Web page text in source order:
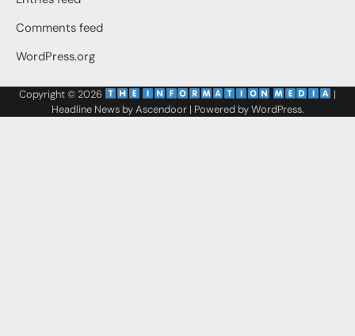
Comments feed
WordPress.org
Copyright © 2026
|
Headline News byAscendoor| Powered byWordPress.